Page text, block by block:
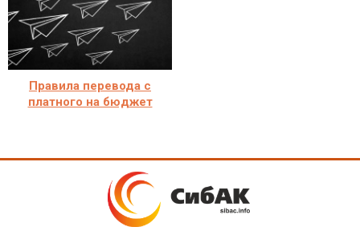
Правила перевода с
платного на бюджет